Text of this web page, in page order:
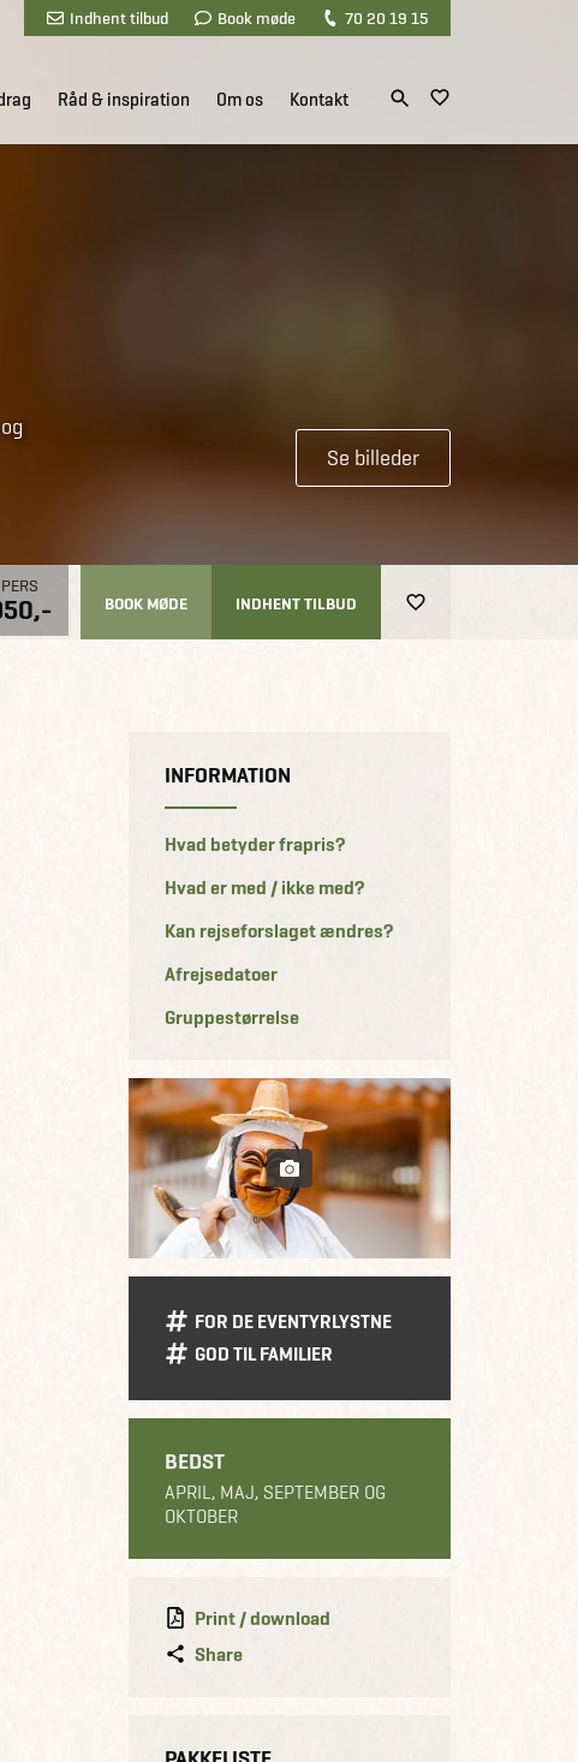
Indhent tilbud Book møde 70 20 19 15
Råd & inspiration Om os Kontakt
Se billeder
BOOK MØDE INDHENT TILBUD
INFORMATION
Hvad betyder frapris?
Hvad er med / ikke med?
Kan rejseforslaget ændres?
Afrejsedatoer
Gruppestørrelse
FOR DE EVENTYRLYSTNE
GOD TIL FAMILIER
BEDST
APRIL, MAJ, SEPTEMBER OG
OKTOBER
Print / download
Share